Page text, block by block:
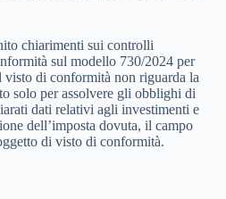
chiarimenti sui controlli
sul modello 730/2024 per
di conformità non riguarda la
solo per assolvere gli obblighi di
dati relativi agli investimenti e
dell’imposta dovuta, il campo
di visto di conformità.